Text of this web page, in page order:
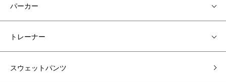
パーカー
トレーナー
スウェットパンツ